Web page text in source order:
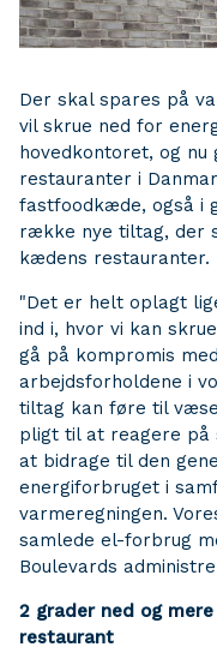
Der skal spares på
vil skrue ned for
hovedkontoret, og nu
restauranter i
fastfoodkæde, også i
række nye tiltag, der
kædens restauranter.
"Det er helt oplagt
ind i, hvor vi kan
gå på kompromis
arbejdsforholdene i
tiltag kan føre til
pligt til at reagere på
at bidrage til den
energiforbruget i
varmeregningen.
samlede el-forbrug
Boulevards
2 grader ned og
restaurant